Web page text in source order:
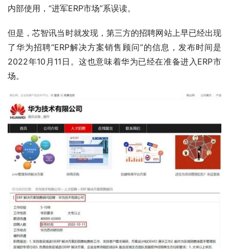
内部使用，“进军ERP市场”系误读。
但是，芯智讯当时就发现，第三方的招聘网站上早已经出现
了华为招聘“ERP解决方案销售顾问”的信息，发布时间是
2022年10月11日。这也意味着华为已经在准备进入ERP市
场。